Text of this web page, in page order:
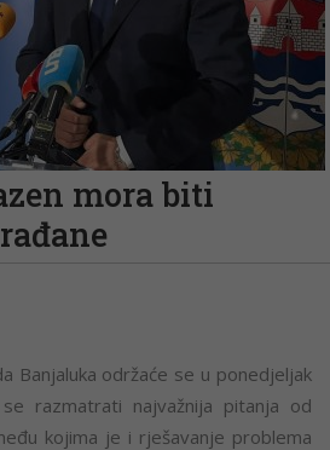
mora biti
Banjaluka održaće se u ponedjeljak
razmatrati najvažnija pitanja od
kojima je i rješavanje problema